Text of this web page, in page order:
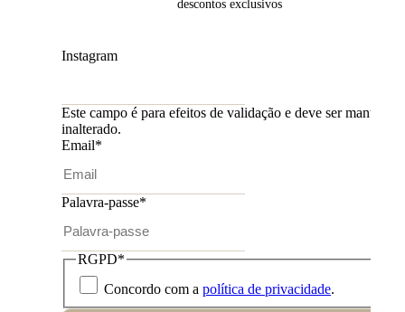
descontos exclusivos
Instagram
Este campo é para efeitos de validação e deve ser mantido
inalterado.
Email*
Palavra-passe*
RGPD*
Concordo com a política de privacidade.